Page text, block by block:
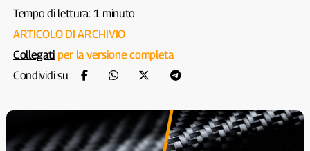
Tempo di lettura: 1 minuto
ARTICOLO DI ARCHIVIO
Collegati per la versione completa
Condividi su